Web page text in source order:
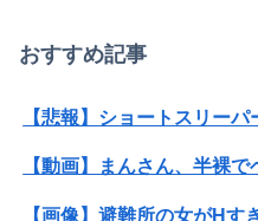
おすすめ記事
【悲報】ショートスリーパ
【画像】避難所の女がHす